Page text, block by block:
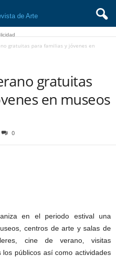
gratuitas para familias y jóvenes en
gratuitas
en museos
0
en el periodo estival una
centros de arte y salas de
cine de verano, visitas
públicos así como actividades